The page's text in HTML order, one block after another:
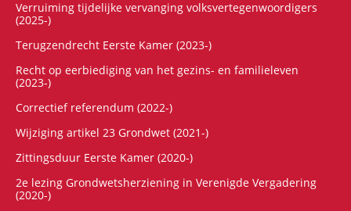
Verruiming tijdelijke vervanging volksvertegenwoordigers
(2025-)
Terugzendrecht Eerste Kamer (2023-)
Recht op eerbiediging van het gezins- en familieleven
(2023-)
Correctief referendum (2022-)
Wijziging artikel 23 Grondwet (2021-)
Zittingsduur Eerste Kamer (2020-)
2e lezing Grondwetsherziening in Verenigde Vergadering
(2020-)